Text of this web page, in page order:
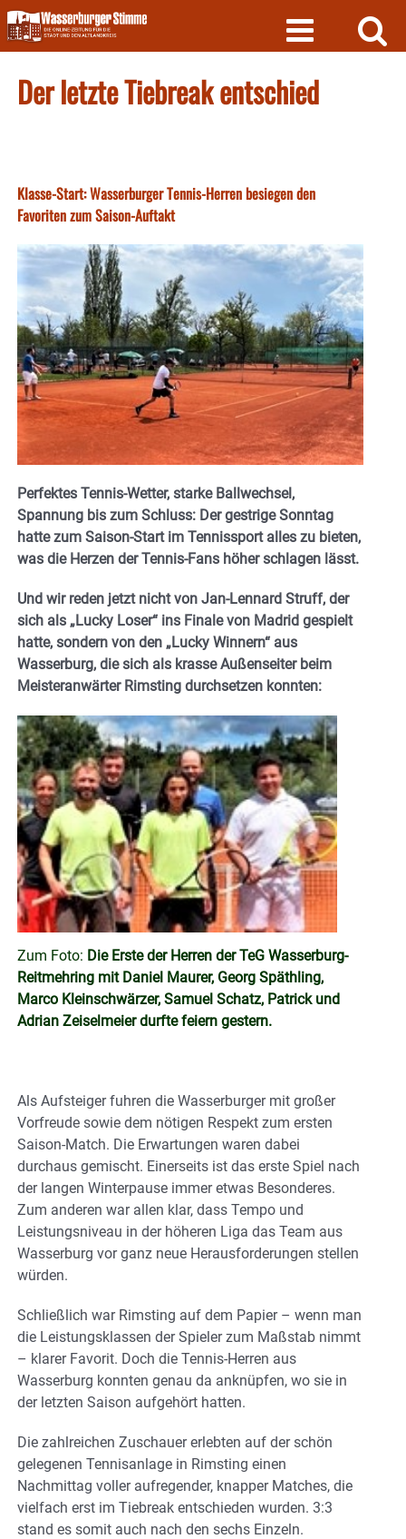
Skip
to
content
Der letzte Tiebreak entschied
Klasse-Start: Wasserburger Tennis-Herren besiegen den
Favoriten zum Saison-Auftakt
Perfektes Tennis-Wetter, starke Ballwechsel,
Spannung bis zum Schluss: Der gestrige Sonntag
hatte zum Saison-Start im Tennissport alles zu bieten,
was die Herzen der Tennis-Fans höher schlagen lässt.
Und wir reden jetzt nicht von Jan-Lennard Struff, der
sich als „Lucky Loser“ ins Finale von Madrid gespielt
hatte, sondern von den „Lucky Winnern“ aus
Wasserburg, die sich als krasse Außenseiter beim
Meisteranwärter Rimsting durchsetzen konnten:
Zum Foto: Die Erste der Herren der TeG Wasserburg-
Reitmehring mit Daniel Maurer, Georg Späthling,
Marco Kleinschwärzer, Samuel Schatz, Patrick und
Adrian Zeiselmeier durfte feiern gestern.
Als Aufsteiger fuhren die Wasserburger mit großer
Vorfreude sowie dem nötigen Respekt zum ersten
Saison-Match. Die Erwartungen waren dabei
durchaus gemischt. Einerseits ist das erste Spiel nach
der langen Winterpause immer etwas Besonderes.
Zum anderen war allen klar, dass Tempo und
Leistungsniveau in der höheren Liga das Team aus
Wasserburg vor ganz neue Herausforderungen stellen
würden.
Schließlich war Rimsting auf dem Papier – wenn man
die Leistungsklassen der Spieler zum Maßstab nimmt
– klarer Favorit. Doch die Tennis-Herren aus
Wasserburg konnten genau da anknüpfen, wo sie in
der letzten Saison aufgehört hatten.
Die zahlreichen Zuschauer erlebten auf der schön
gelegenen Tennisanlage in Rimsting einen
Nachmittag voller aufregender, knapper Matches, die
vielfach erst im Tiebreak entschieden wurden. 3:3
stand es somit auch nach den sechs Einzeln.